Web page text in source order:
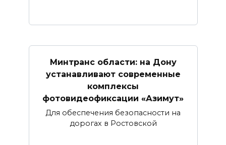
Минтранс области: на Дону
устанавливают современные
комплексы
фотовидеофиксации «Азимут»
Для обеспечения безопасности на
дорогах в Ростовской